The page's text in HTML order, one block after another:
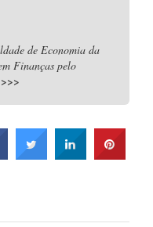
de Economia da
Finanças pelo
>>>